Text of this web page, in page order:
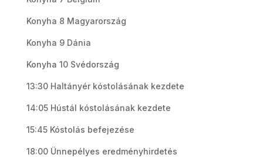
Konyha 8 Magyarország
Konyha 9 Dánia
Konyha 10 Svédország
13:30 Haltányér kóstolásának kezdete
14:05 Hústál kóstolásának kezdete
15:45 Kóstolás befejezése
18:00 Ünnepélyes eredményhirdetés